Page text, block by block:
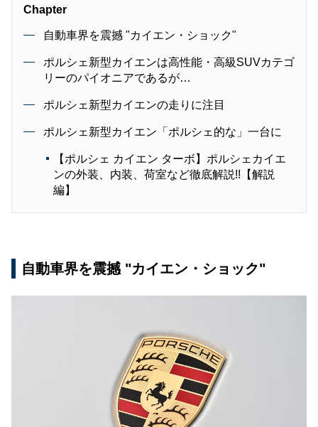
Chapter
自動車界を震撼 "カイエン・ショック"
ポルシェ新型カイエンは高性能・高級SUVカテゴ
リーのパイオニアであるが…
ポルシェ新型カイエンの走りに注目
ポルシェ新型カイエン「ポルシェ的な」一台に
【ポルシェ カイエン ターボ】ポルシェカイエ
ンの外装、内装、荷室など徹底解説!!【解説
編】
自動車界を震撼 "カイエン・ショック"